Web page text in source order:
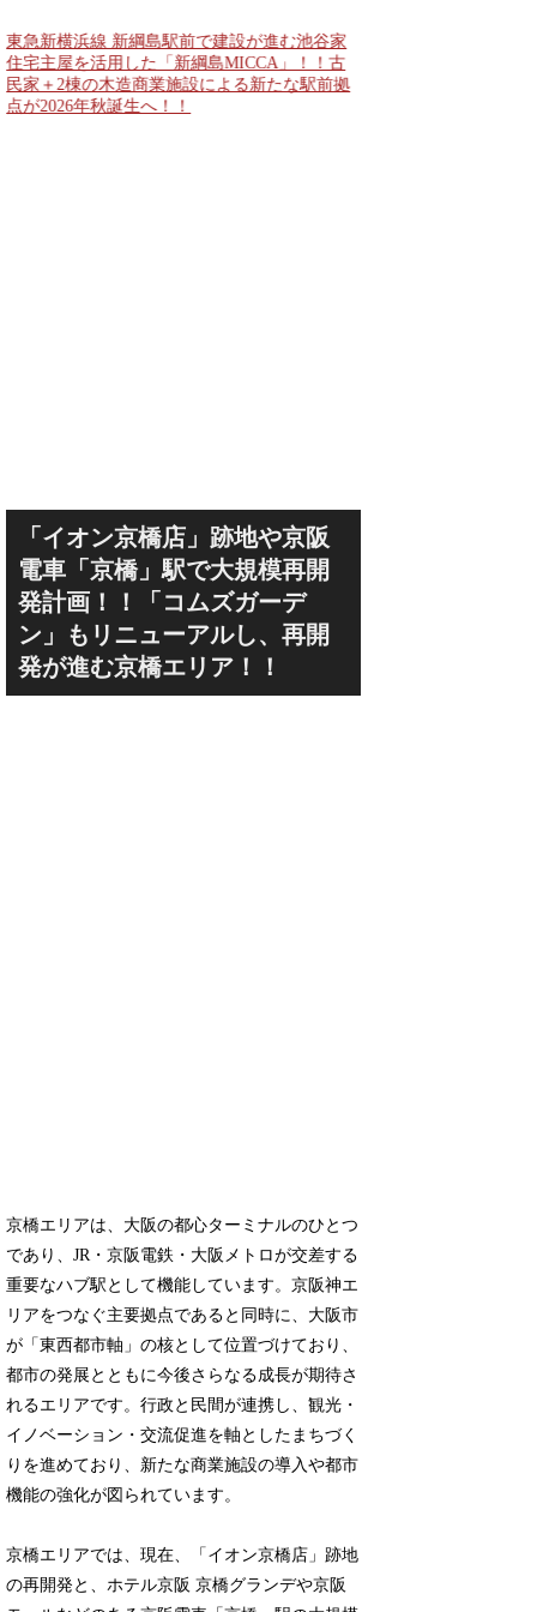
東急新横浜線 新綱島駅前で建設が進む池谷家
住宅主屋を活用した「新綱島MICCA」！！古
民家＋2棟の木造商業施設による新たな駅前拠
点が2026年秋誕生へ！！
「イオン京橋店」跡地や京阪
電車「京橋」駅で大規模再開
発計画！！「コムズガーデ
ン」もリニューアルし、再開
発が進む京橋エリア！！
京橋エリアは、大阪の都心ターミナルのひとつ
であり、JR・京阪電鉄・大阪メトロが交差する
重要なハブ駅として機能しています。京阪神エ
リアをつなぐ主要拠点であると同時に、大阪市
が「東西都市軸」の核として位置づけており、
都市の発展とともに今後さらなる成長が期待さ
れるエリアです。行政と民間が連携し、観光・
イノベーション・交流促進を軸としたまちづく
りを進めており、新たな商業施設の導入や都市
機能の強化が図られています。
京橋エリアでは、現在、「イオン京橋店」跡地
の再開発と、ホテル京阪 京橋グランデや京阪